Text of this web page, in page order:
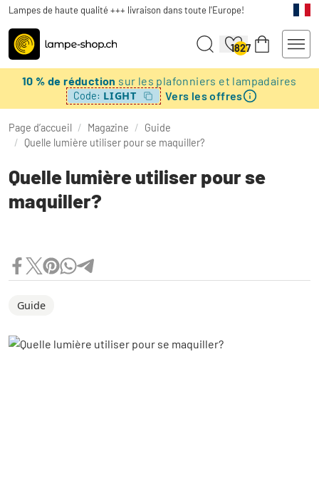
Lampes de haute qualité +++ livraison dans toute l'Europe!
1827
10 % de réduction sur les plafonniers et lampadaires
Code: LIGHT Vers les offres
Page d’accueil / Magazine / Guide
/ Quelle lumière utiliser pour se maquiller?
Quelle lumière utiliser pour se
maquiller?
Guide